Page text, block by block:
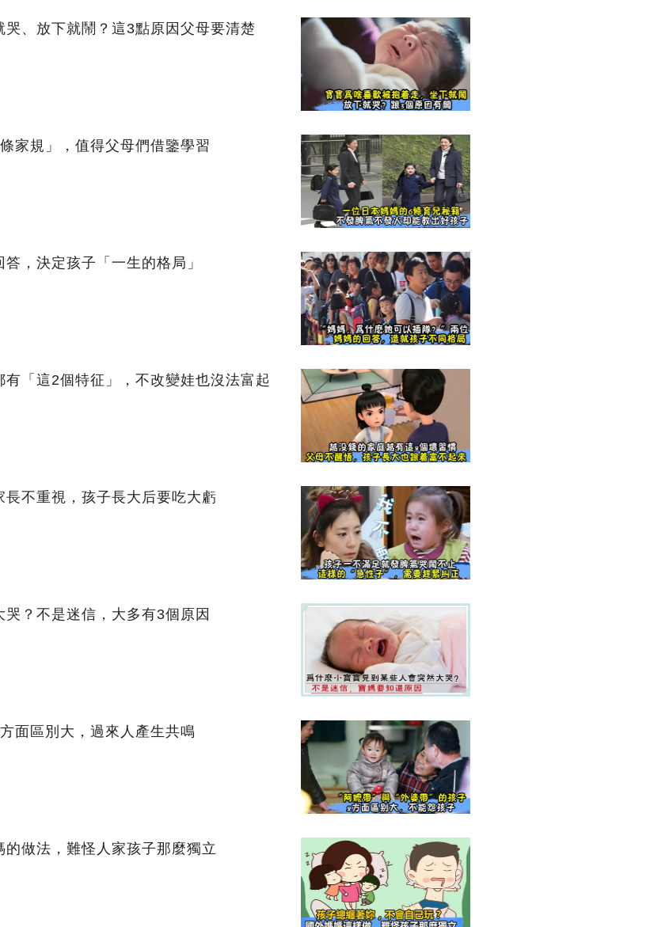
、放下就鬧？這3點原因父母要清楚
家規」，值得父母們借鑒學習
，決定孩子「一生的格局」
「這2個特征」，不改變娃也沒法富起
不重視，孩子長大后要吃大虧
？不是迷信，大多有3個原因
面區別大，過來人產生共鳴
做法，難怪人家孩子那麼獨立